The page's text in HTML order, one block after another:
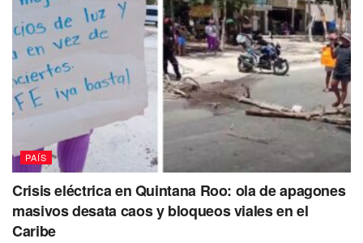
PAÍS
Crisis eléctrica en Quintana Roo: ola de apagones
masivos desata caos y bloqueos viales en el
Caribe